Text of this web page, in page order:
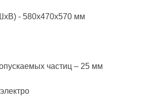
- 580х470х570 мм
частиц – 25 мм